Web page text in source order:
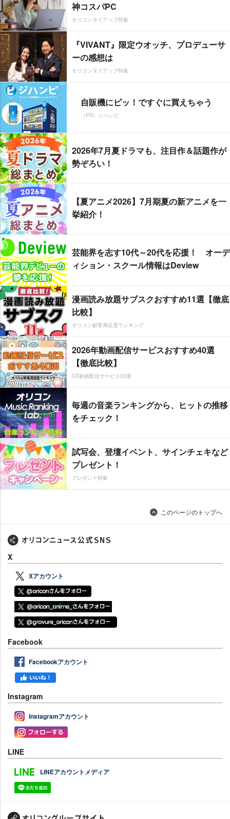
神コスパPC
オリコンタイアップ特集
『VIVANT』限定ウオッチ、プロデューサ
ーの感想は
オリコンタイアップ特集
自販機にピッ！ですぐに買えちゃう
（PR）ジハンピ
2026年7月夏ドラマも、注目作＆話題作が
勢ぞろい！
【夏アニメ2026】7月期夏の新アニメを一
挙紹介！
芸能界を志す10代～20代を応援！ オーデ
ィション・スクール情報はDeview
漫画読み放題サブスクおすすめ11選【徹底
比較】
オリコン顧客満足度ランキング
2026年動画配信サービスおすすめ40選
【徹底比較】
CS動画配信サービス20選
毎週の音楽ランキングから、ヒットの推移
をチェック！
試写会、登壇イベント、サインチェキなど
プレゼント！
プレゼント特集
このページのトップへ
X
Xアカウント
Facebook
Facebookアカウント
Instagram
Instagramアカウント
LINE
LINEアカウントメディア